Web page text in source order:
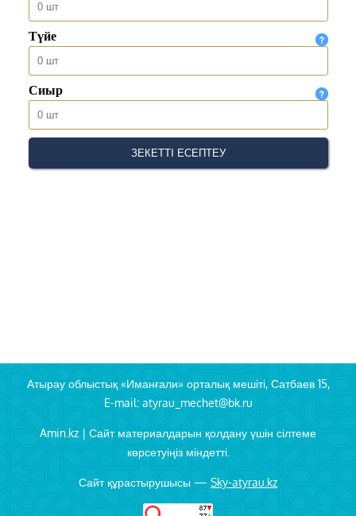
Атырау облыстық «Иманғали» орталық мешіті, Сатбаев 15,
E-mail: atyrau_mechet@bk.ru
Amin.kz | Сайт материалдарын қолдану үшін сілтеме
көрсетуіңіз міндетті.
Сайт құрастырушысы — Sky-atyrau.kz